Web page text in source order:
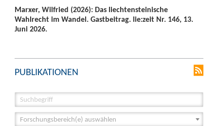
Marxer, Wilfried (2026): Das liechtensteinische
Wahlrecht im Wandel. Gastbeitrag. lie:zeit Nr. 146, 13.
Juni 2026.
PUBLIKATIONEN
Forschungsbereich(e) auswählen